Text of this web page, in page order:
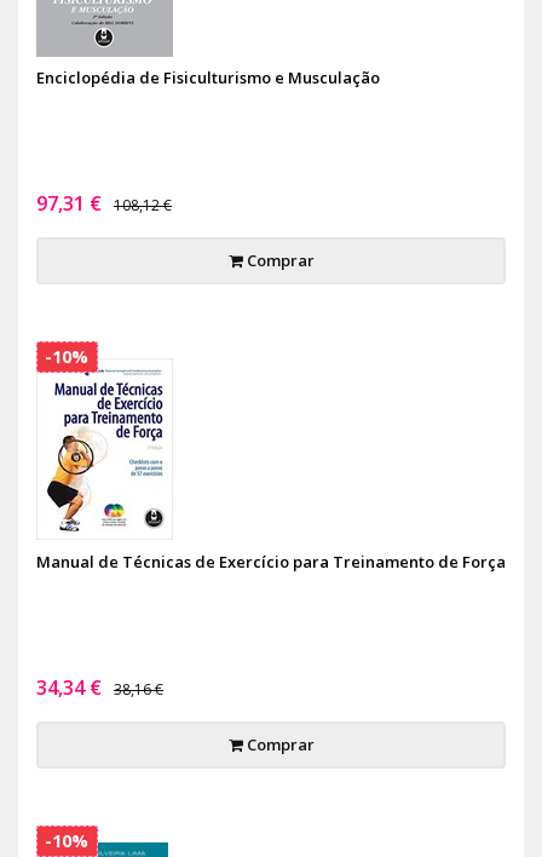
Enciclopédia de Fisiculturismo e Musculação
97,31 € 108,12 €
Comprar
Manual de Técnicas de Exercício para Treinamento de Força
34,34 € 38,16 €
Comprar
-10%
-10%